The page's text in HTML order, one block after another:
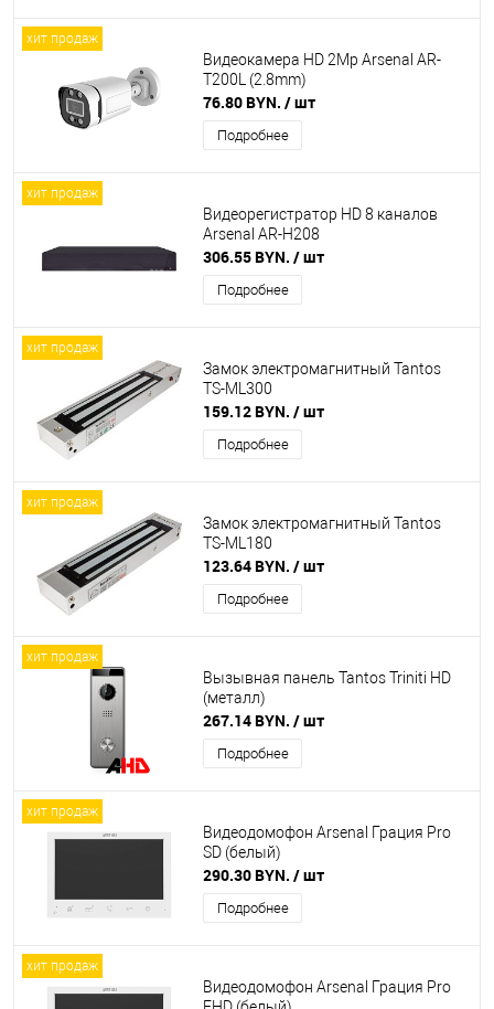
хит продаж
Видеокамера HD 2Mp Arsenal AR-
T200L (2.8mm)
76.80 BYN. / шт
Подробнее
хит продаж
Видеорегистратор HD 8 каналов
Arsenal AR-H208
306.55 BYN. / шт
Подробнее
хит продаж
Замок электромагнитный Tantos
TS-ML300
159.12 BYN. / шт
Подробнее
хит продаж
Замок электромагнитный Tantos
TS-ML180
123.64 BYN. / шт
Подробнее
хит продаж
Вызывная панель Tantos Triniti HD
(металл)
267.14 BYN. / шт
Подробнее
хит продаж
Видеодомофон Arsenal Грация Pro
SD (белый)
290.30 BYN. / шт
Подробнее
хит продаж
Видеодомофон Arsenal Грация Pro